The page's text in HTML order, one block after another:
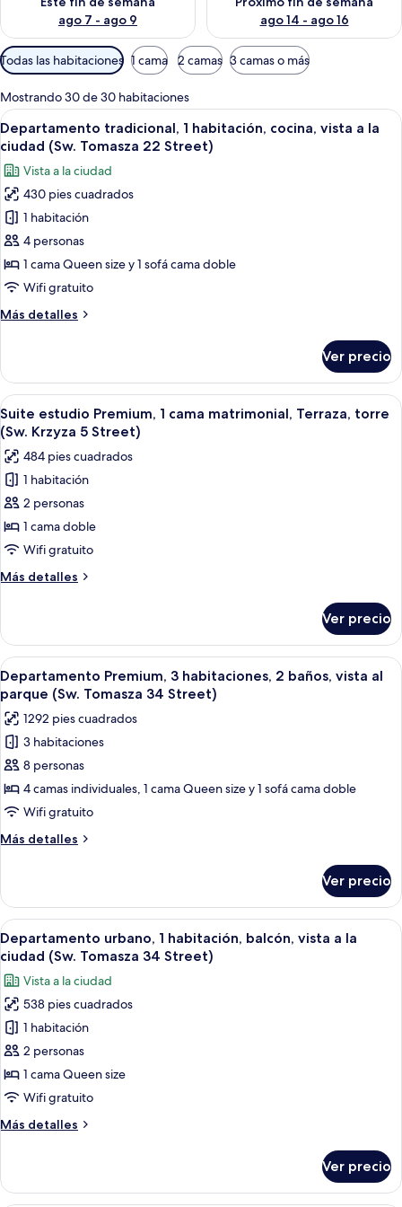
ago 7 - ago 9
ago 14 - ago 16
Filtros
disponibles
para
las
habitaciones
Todas las habitaciones 1 cama 2 camas 3 camas o más
Mostrando 30 de 30 habitaciones
Abrir
todas
las
fotos
de
Departamento
tradicional,
1
habitación,
vista
ciudad
(Sw.
Tomasza
22
Street)
Una habitación luminosa con
25
Departamento tradicional, 1 habitación, cocina, vista a la
ciudad (Sw. Tomasza 22 Street)
Vista a la ciudad
430 pies cuadrados
1 habitación
4 personas
1 cama Queen size y 1 sofá cama doble
Wifi gratuito
Más detalles
Más
tradicional,
habitación,
cocina,
vista
a
la
ciudad
(Sw.
Tomasza
Street)
Ver precio
Abrir
todas
las
fotos
de
Suite
estudio
Premium,
1
cama
Terraza,
torre
(Sw.
Krzyza
5
Street)
Un salón espacioso con sofá, mesa
37
Suite estudio Premium, 1 cama matrimonial, Terraza, torre
(Sw. Krzyza 5 Street)
484 pies cuadrados
1 habitación
2 personas
1 cama doble
Wifi gratuito
Más detalles
Más
estudio
Premium,
1
cama
matrimonial,
Terraza,
torre
(Sw.
Krzyza
5
Ver precio
Abrir
todas
las
fotos
de
Departamento
Premium,
3
habitaciones,
2
vista
al
parque
(Sw.
Tomasza
34
Street)
Una sala de estar moderna con un
29
Departamento Premium, 3 habitaciones, 2 baños, vista al
parque (Sw. Tomasza 34 Street)
1292 pies cuadrados
3 habitaciones
8 personas
4 camas individuales, 1 cama Queen size y 1 sofá cama doble
Wifi gratuito
Más detalles
Más
Premium,
habitaciones,
2
vista
al
parque
(Sw.
Tomasza
Street)
Ver precio
Abrir
todas
las
fotos
de
Departamento
urbano,
1
habitación,
vista
ciudad
Una cama bien hecha con cabecera
22
Departamento urbano, 1 habitación, balcón, vista a la
ciudad (Sw. Tomasza 34 Street)
Vista a la ciudad
538 pies cuadrados
1 habitación
2 personas
1 cama Queen size
Wifi gratuito
Más detalles
Más
urbano,
Ver precio